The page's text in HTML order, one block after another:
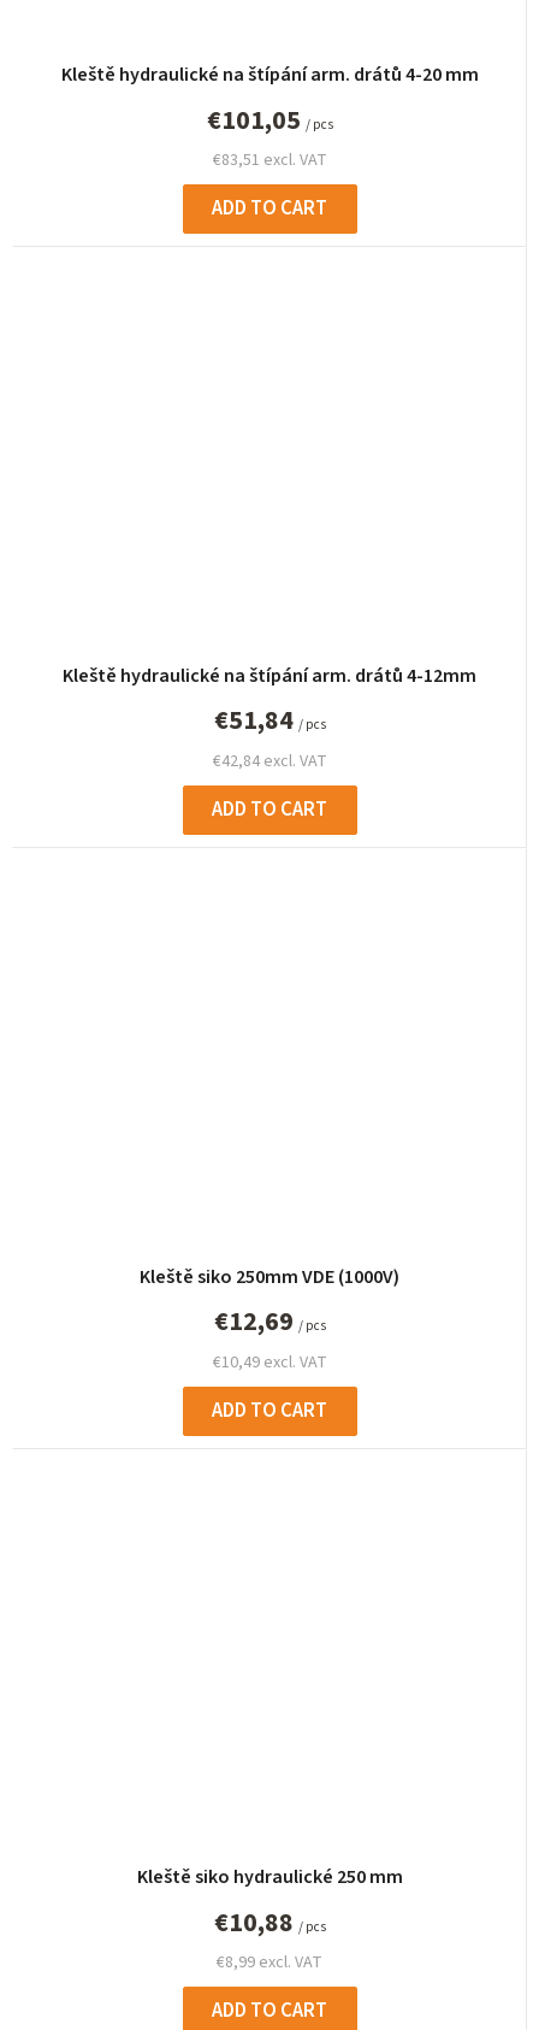
Kleště hydraulické na štípání arm. drátů 4-20 mm
€83,51 excl. VAT
€101,05 / pcs
ADD TO CART
Kleště hydraulické na štípání arm. drátů 4-12mm
€42,84 excl. VAT
€51,84 / pcs
ADD TO CART
Kleště siko 250mm VDE (1000V)
€10,49 excl. VAT
€12,69 / pcs
ADD TO CART
Kleště siko hydraulické 250 mm
€8,99 excl. VAT
€10,88 / pcs
ADD TO CART